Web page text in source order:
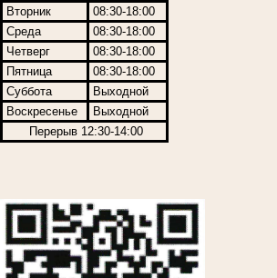
Вторник
08:30-18:00
Среда
08:30-18:00
Четверг
08:30-18:00
Пятница
08:30-18:00
Суббота
Выходной
Воскресенье
Выходной
Перерыв 12:30-14:00